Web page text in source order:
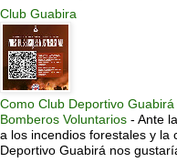
Club Guabira
Como Club Deportivo
Bomberos Voluntarios - Ante
a los incendios forestales y la
Deportivo Guabirá nos